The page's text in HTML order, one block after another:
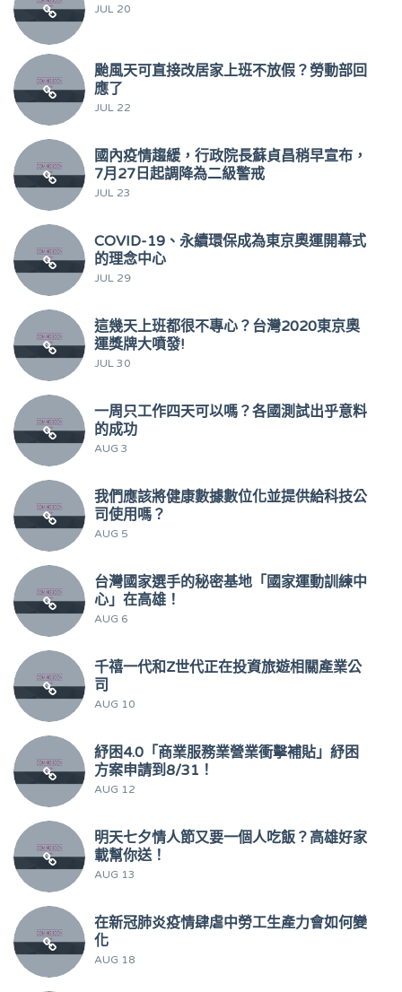
JUL 20
颱風天可直接改居家上班不放假？勞動部回
應了
JUL 22
國內疫情趨緩，行政院長蘇貞昌稍早宣布，
7月27日起調降為二級警戒
JUL 23
COVID-19、永續環保成為東京奧運開幕式
的理念中心
JUL 29
這幾天上班都很不專心？台灣2020東京奧
運獎牌大噴發!
JUL 30
一周只工作四天可以嗎？各國測試出乎意料
的成功
AUG 3
我們應該將健康數據數位化並提供給科技公
司使用嗎？
AUG 5
台灣國家選手的秘密基地「國家運動訓練中
心」在高雄！
AUG 6
千禧一代和Z世代正在投資旅遊相關產業公
司
AUG 10
紓困4.0「商業服務業營業衝擊補貼」紓困
方案申請到8/31！
AUG 12
明天七夕情人節又要一個人吃飯？高雄好家
載幫你送！
AUG 13
在新冠肺炎疫情肆虐中勞工生產力會如何變
化
AUG 18